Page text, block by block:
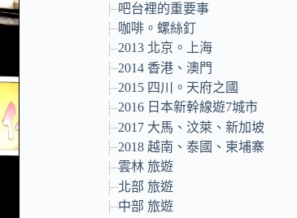
吧台裡的重要事
咖啡。螺絲釘
2013 北京。上海
2014 香港、澳門
2015 四川。天府之國
2016 日本新幹線遊7城市
2017 大馬、汶萊、新加坡
2018 越南、泰國、柬埔寨
雲林 旅遊
北部 旅遊
中部 旅遊